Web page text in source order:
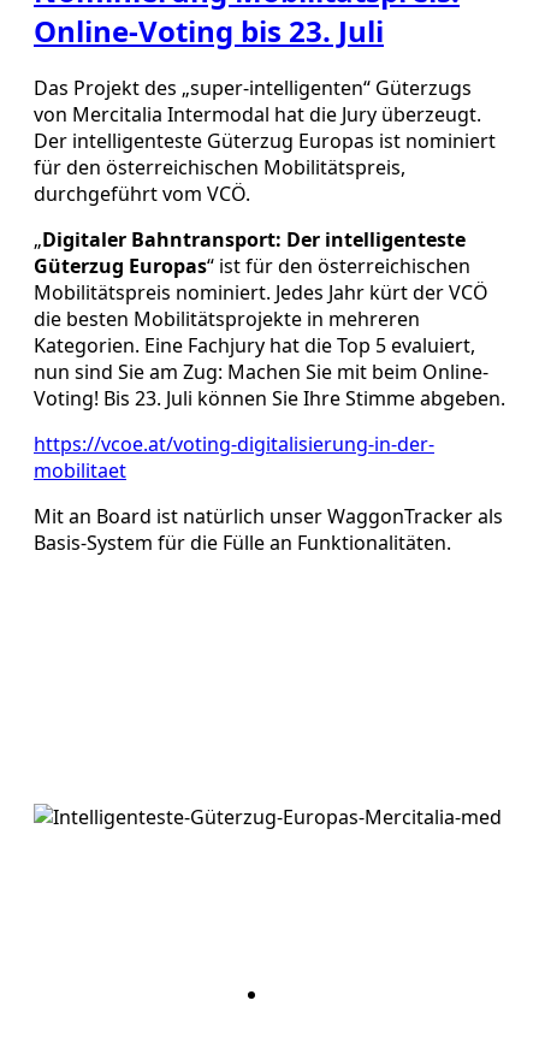
Online-Voting bis 23. Juli
Das Projekt des „super-intelligenten“ Güterzugs
von Mercitalia Intermodal hat die Jury überzeugt.
Der intelligenteste Güterzug Europas ist nominiert
für den österreichischen Mobilitätspreis,
durchgeführt vom VCÖ.
„Digitaler Bahntransport: Der intelligenteste
Güterzug Europas“ ist für den österreichischen
Mobilitätspreis nominiert. Jedes Jahr kürt der VCÖ
die besten Mobilitätsprojekte in mehreren
Kategorien. Eine Fachjury hat die Top 5 evaluiert,
nun sind Sie am Zug: Machen Sie mit beim Online-
Voting! Bis 23. Juli können Sie Ihre Stimme abgeben.
https://vcoe.at/voting-digitalisierung-in-der-
mobilitaet
Mit an Board ist natürlich unser WaggonTracker als
Basis-System für die Fülle an Funktionalitäten.